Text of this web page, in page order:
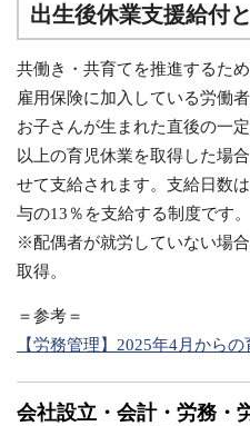
出生後休業支援給付
共働き・共育てを推進するため
雇用保険に加入している労働
お子さんが生まれた直後の一
以上の育児休業を取得した場
せて支給されます。支給日数
与の13％を支給する制度です。
※配偶者が就労していない場
取得。
＝参考＝
【労務管理】2025年4月から
会社設立・会計・労務・